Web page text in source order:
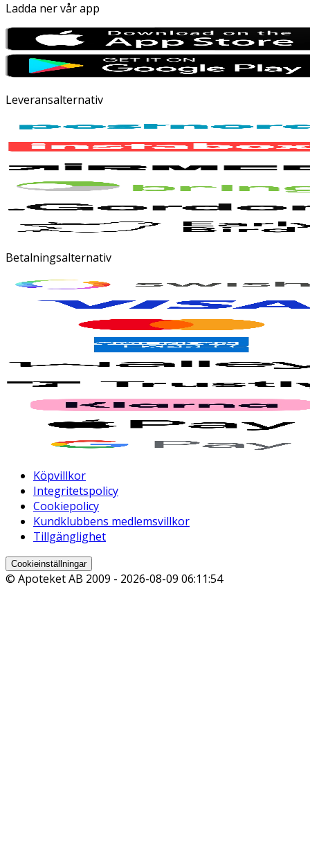
Ladda ner vår app
Leveransalternativ
Betalningsalternativ
Köpvillkor
Integritetspolicy
Cookiepolicy
Kundklubbens medlemsvillkor
Tillgänglighet
Cookieinställningar
© Apoteket AB 2009 - 2026-08-09 06:11:54